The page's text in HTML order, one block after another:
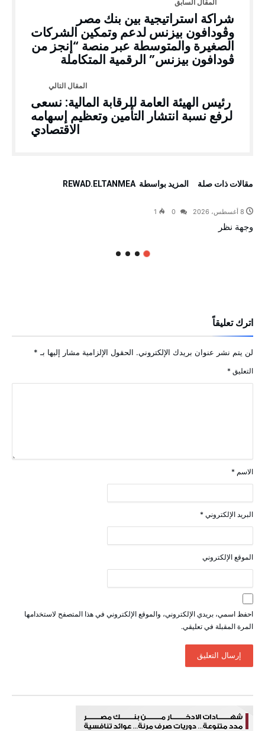
شراكة استراتيجية بين بنك مصر
وڤودافون بيزنس لدعم وتمكين الشركات
الصغيرة والمتوسطة عبر منصة “إنجز من
ڤودافون بيزنس” الرقمية المتكاملة
رئيس الهيئة العامة للرقابة المالية: نسعى
لرفع نسبة انتشار التأمين وتعظيم إسهامه
الاقتصادي
‫مقالات ذات صلة‬ ‫‫المزيد بواسطة‬ ‬ REWAD.ELTANMEA
8 أغسطس، 2026 1
وجهة نظر
اترك تعليقاً
لن يتم نشر عنوان بريدك الإلكتروني. الحقول الإلزامية مشار إليها بـ *
التعليق *
الاسم *
البريد الإلكتروني *
الموقع الإلكتروني
احفظ اسمي، بريدي الإلكتروني، والموقع الإلكتروني في هذا المتصفح لاستخدامها
المرة المقبلة في تعليقي.